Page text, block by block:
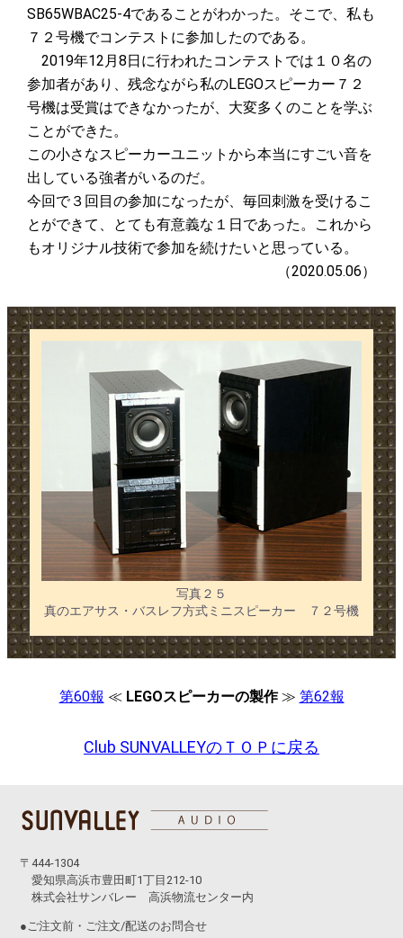
SB65WBAC25-4であることがわかった。そこで、私も
７２号機でコンテストに参加したのである。
2019年12月8日に行われたコンテストでは１０名の
参加者があり、残念ながら私のLEGOスピーカー７２
号機は受賞はできなかったが、大変多くのことを学ぶ
ことができた。
この小さなスピーカーユニットから本当にすごい音を
出している強者がいるのだ。
今回で３回目の参加になったが、毎回刺激を受けるこ
とができて、とても有意義な１日であった。これから
もオリジナル技術で参加を続けたいと思っている。
（2020.05.06）
写真２５
真のエアサス・バスレフ方式ミニスピーカー ７２号機
第60報 ≪ LEGOスピーカーの製作≫ 第62報
Club SUNVALLEYのＴＯＰに戻る
〒444-1304
愛知県高浜市豊田町1丁目212-10
株式会社サンバレー 高浜物流センター内
●ご注文前・ご注文/配送のお問合せ